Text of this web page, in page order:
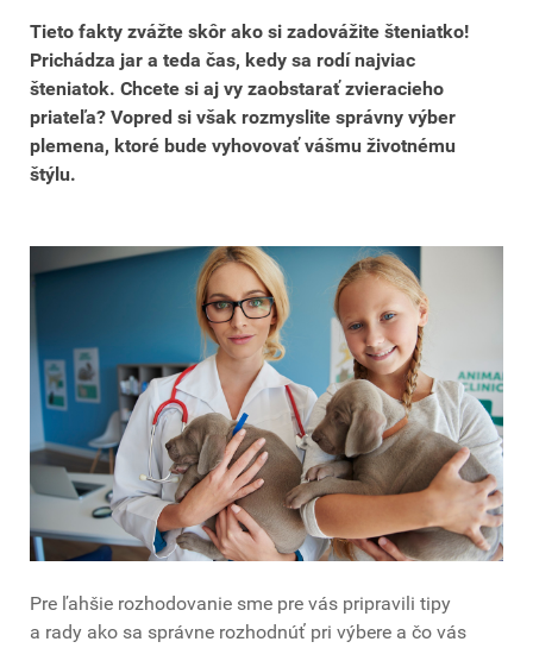
Tieto fakty zvážte skôr ako si zadovážite šteniatko!
Prichádza jar a teda čas, kedy sa rodí najviac
šteniatok. Chcete si aj vy zaobstarať zvieracieho
priateľa? Vopred si však rozmyslite správny výber
plemena, ktoré bude vyhovovať vášmu životnému
štýlu.
Pre ľahšie rozhodovanie sme pre vás pripravili tipy
a rady ako sa správne rozhodnúť pri výbere a čo vás